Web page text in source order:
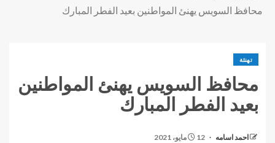
محافظ السويس يهنئ المواطنين بعيد الفطر المبارك
تهنئة
محافظ السويس يهنئ المواطنين
بعيد الفطر المبارك
احمد اسامه 12 مايو، 2021